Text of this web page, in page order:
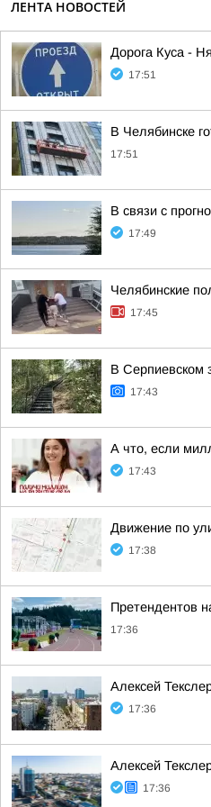
ЛЕНТА НОВОСТЕЙ
Дорога Куса -
17:51
В Челябинске
17:51
В связи с
17:49
Челябинские
17:45
В Серпиевском
17:43
А что, если
17:43
Движение по
17:38
Претендентов
17:36
Алексей
17:36
Алексей
17:36